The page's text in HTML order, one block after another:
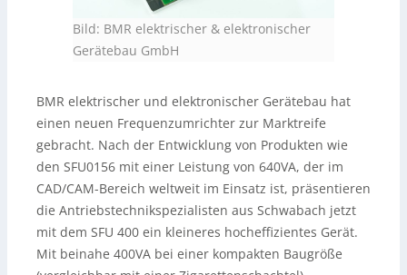
Bild: BMR elektrischer & elektronischer
Gerätebau GmbH
BMR elektrischer und elektronischer Gerätebau hat
einen neuen Frequenzumrichter zur Marktreife
gebracht. Nach der Entwicklung von Produkten wie
den SFU0156 mit einer Leistung von 640VA, der im
CAD/CAM-Bereich weltweit im Einsatz ist, präsentieren
die Antriebstechnikspezialisten aus Schwabach jetzt
mit dem SFU 400 ein kleineres hocheffizientes Gerät.
Mit beinahe 400VA bei einer kompakten Baugröße